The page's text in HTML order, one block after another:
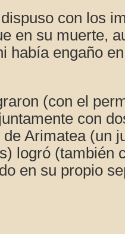
con los
en su muerte,
había engaño
(con el
con
Arimatea (un
logró (también
en su propio